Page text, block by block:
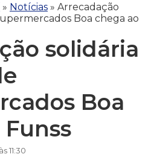
» Notícias » Arrecadação
Boa chega ao
solidária
Boa
11:30